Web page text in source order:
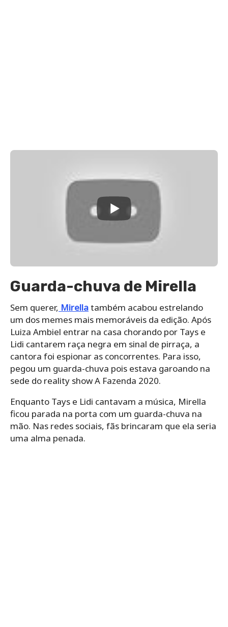
Guarda-chuva de Mirella
Sem querer, Mirellatambém acabou estrelando
um dos memes mais memoráveis da edição. Após
Luiza Ambiel entrar na casa chorando por Tays e
Lidi cantarem raça negra em sinal de pirraça, a
cantora foi espionar as concorrentes. Para isso,
pegou um guarda-chuva pois estava garoando na
sede do reality show A Fazenda 2020.
Enquanto Tays e Lidi cantavam a música, Mirella
ficou parada na porta com um guarda-chuva na
mão. Nas redes sociais, fãs brincaram que ela seria
uma alma penada.